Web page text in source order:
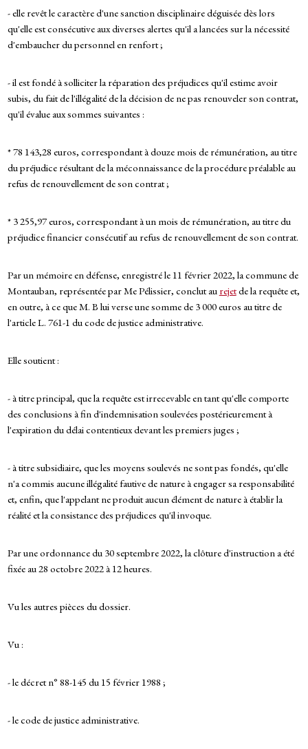
- elle revêt le caractère d'une sanction disciplinaire déguisée dès lors
qu'elle est consécutive aux diverses alertes qu'il a lancées sur la nécessité
d'embaucher du personnel en renfort ;
- il est fondé à solliciter la réparation des préjudices qu'il estime avoir
subis, du fait de l'illégalité de la décision de ne pas renouveler son contrat,
qu'il évalue aux sommes suivantes :
* 78 143,28 euros, correspondant à douze mois de rémunération, au titre
du préjudice résultant de la méconnaissance de la procédure préalable au
refus de renouvellement de son contrat ;
* 3 255,97 euros, correspondant à un mois de rémunération, au titre du
préjudice financier consécutif au refus de renouvellement de son contrat.
Par un mémoire en défense, enregistré le 11 février 2022, la commune de
Montauban, représentée par Me Pélissier, conclut au rejetde la requête et,
en outre, à ce que M. B lui verse une somme de 3 000 euros au titre de
l'article L. 761-1 du code de justice administrative.
Elle soutient :
- à titre principal, que la requête est irrecevable en tant qu'elle comporte
des conclusions à fin d'indemnisation soulevées postérieurement à
l'expiration du délai contentieux devant les premiers juges ;
- à titre subsidiaire, que les moyens soulevés ne sont pas fondés, qu'elle
n'a commis aucune illégalité fautive de nature à engager sa responsabilité
et, enfin, que l'appelant ne produit aucun élément de nature à établir la
réalité et la consistance des préjudices qu'il invoque.
Par une ordonnance du 30 septembre 2022, la clôture d'instruction a été
fixée au 28 octobre 2022 à 12 heures.
Vu les autres pièces du dossier.
Vu :
- le décret n° 88-145 du 15 février 1988 ;
- le code de justice administrative.